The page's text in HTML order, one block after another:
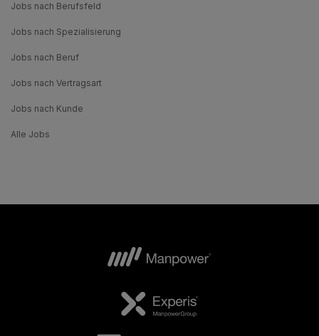
Jobs nach Berufsfeld
Jobs nach Spezialisierung
Jobs nach Beruf
Jobs nach Vertragsart
Jobs nach Kunde
Alle Jobs